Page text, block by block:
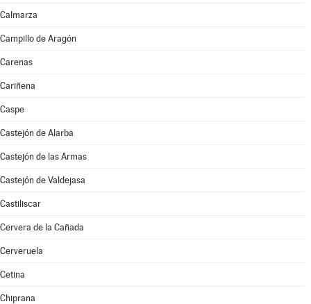
Calmarza
Campillo de Aragón
Carenas
Cariñena
Caspe
Castejón de Alarba
Castejón de las Armas
Castejón de Valdejasa
Castiliscar
Cervera de la Cañada
Cerveruela
Cetina
Chiprana